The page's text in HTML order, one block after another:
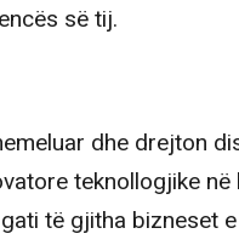
së tij.
dhe drejton
teknollogjike
të gjitha bizneset